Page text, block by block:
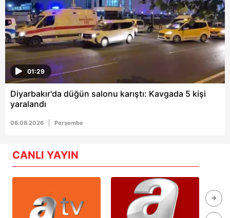
01:29
Diyarbakır'da düğün salonu karıştı: Kavgada 5 kişi
yaralandı
06.08.2026 Perşembe
CANLI YAYIN